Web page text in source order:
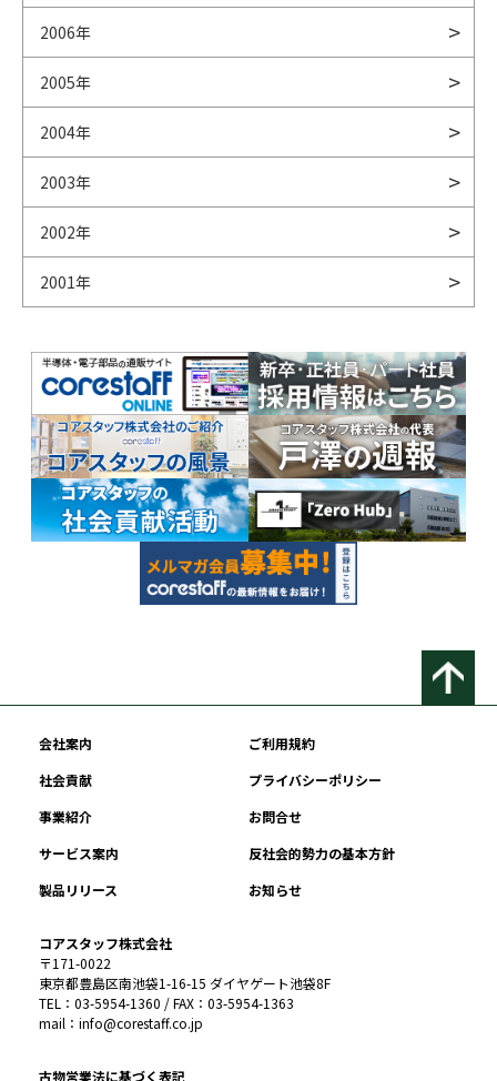
2006年
2005年
2004年
2003年
2002年
2001年
会社案内
ご利用規約
社会貢献
プライバシーポリシー
事業紹介
お問合せ
サービス案内
反社会的勢力の基本方針
製品リリース
お知らせ
コアスタッフ株式会社
〒171-0022
東京都豊島区南池袋1-16-15 ダイヤゲート池袋8F
TEL：03-5954-1360 / FAX：03-5954-1363
mail：info@corestaff.co.jp
古物営業法に基づく表記